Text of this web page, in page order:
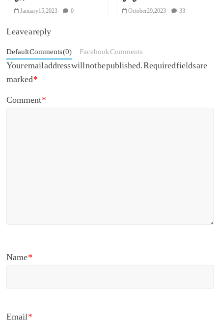
January 15, 2023 0 October 29, 2023 33
Leave a reply
Default Comments (0) Facebook Comments
Your email address will not be published.Required fields are
marked*
Comment*
Name*
Email*